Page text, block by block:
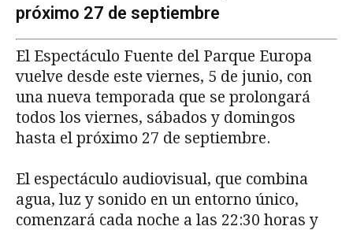
próximo 27 de septiembre
El Espectáculo Fuente del Parque Europa
vuelve desde este viernes, 5 de junio, con
una nueva temporada que se prolongará
todos los viernes, sábados y domingos
hasta el próximo 27 de septiembre.
El espectáculo audiovisual, que combina
agua, luz y sonido en un entorno único,
comenzará cada noche a las 22:30 horas y